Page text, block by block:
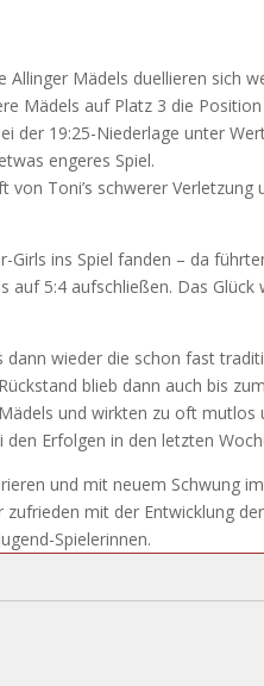
Mädels duellieren sich
Mädels auf Platz 3 die
der 19:25-Niederlage unter
engeres Spiel.
Toni’s schwerer Verletzung
ins Spiel fanden – da
5:4 aufschließen. Das
wieder die schon fast
blieb dann auch bis
und wirkten zu oft
Erfolgen in den letzten
und mit neuem Schwung
mit der Entwicklung
Spielerinnen.